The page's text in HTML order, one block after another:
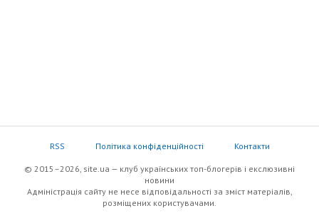
RSS Політика конфіденційності Контакти
© 2015–2026, site.ua — клуб українських топ-блогерів i екслюзивнi
новини
Адміністрація сайту не несе відповідальності за зміст матеріалів,
розміщених користувачами.